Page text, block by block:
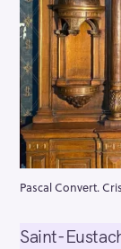
Pascal Convert.
Saint-